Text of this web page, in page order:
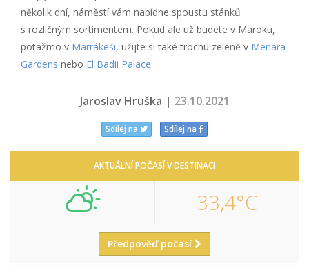
několik dní, náměstí vám nabídne spoustu stánků
s rozličným sortimentem. Pokud ale už budete v Maroku,
potažmo v Marrákeši, užijte si také trochu zeleně v Menara
Gardens nebo El Badii Palace.
Jaroslav Hruška | 23.10.2021
Sdílej na Sdílej na
AKTUÁLNÍ POČASÍ V DESTINACI
33,4°C
Předpověď počasí